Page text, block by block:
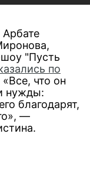
"Пусть
по
«Все, что он
нужды:
благодарят,
—